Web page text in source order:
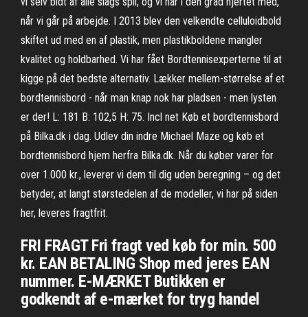
når vi går på arbejde. I 2013 blev den velkendte celluloidbold
skiftet ud med en af plastik, men plastikboldene mangler
kvalitet og holdbarhed. Vi har fået Bordtennisexperterne til at
kigge på det bedste alternativ. Lækker mellem-størrelse af et
bordtennisbord - når man knap nok har pladsen - men lysten
er der! L: 181 B: 102,5 H: 75. Incl net Køb et bordtennisbord
på Bilka.dk i dag. Udlev din indre Michael Maze og køb et
bordtennisbord hjem herfra Bilka.dk. Når du køber varer for
over 1.000 kr., leverer vi dem til dig uden beregning – og det
betyder, at langt størstedelen af de modeller, vi har på siden
her, leveres fragtfrit.
FRI FRAGT Fri fragt ved køb for min. 500
kr. EAN BETALING Shop med jeres EAN
nummer. E-MÆRKET Butikken er
godkendt af e-mærket for tryg handel